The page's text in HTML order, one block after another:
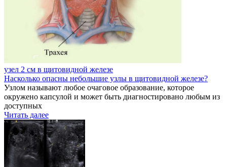
узел 2 см в щитовидной железе
Насколько опасны небольшие узлы в щитовидной железе?
Узлом называют любое очаговое образование, которое
окружено капсулой и может быть диагностировано любым из
доступных
Читать далее